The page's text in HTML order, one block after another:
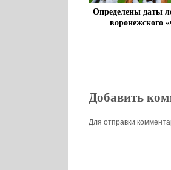
Определены даты
воронежского
Добавить
Для отправки